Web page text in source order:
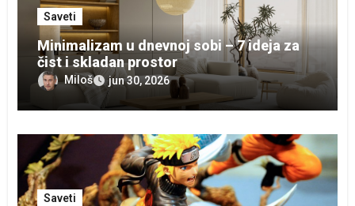
Saveti
Minimalizam u dnevnoj sobi – 7 ideja za
čist i skladan prostor
Miloš jun 30, 2026
Saveti